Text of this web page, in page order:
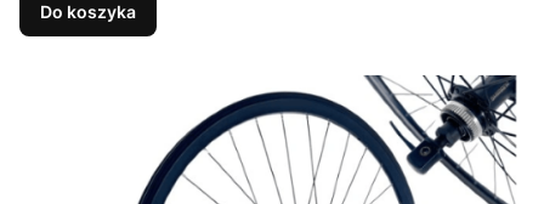
Do koszyka